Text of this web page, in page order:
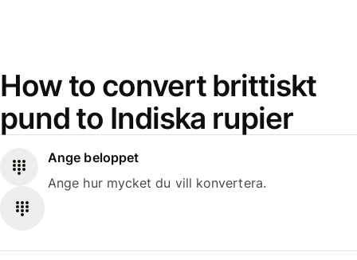
How to convert brittiskt
pund to Indiska rupier
Ange beloppet
Ange hur mycket du vill konvertera.